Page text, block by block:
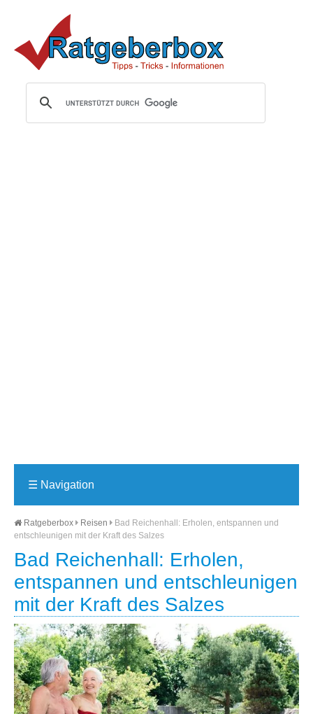
☰ Navigation
Ratgeberbox Reisen
Bad Reichenhall: Erholen, entspannen und
entschleunigen mit der Kraft des Salzes
Bad Reichenhall: Erholen,
entspannen und entschleunigen
mit der Kraft des Salzes